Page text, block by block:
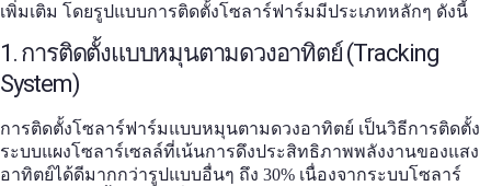
เพิ่มเติม โดยรูปแบบการติดตั้งโซลาร์ฟาร์มมีประเภทหลักๆ ดังนี้
1. การติดตั้งแบบหมุนตามดวงอาทิตย์ (Tracking
System)
การติดตั้งโซลาร์ฟาร์มแบบหมุนตามดวงอาทิตย์ เป็นวิธีการติดตั้ง
ระบบแผงโซลาร์เซลล์ที่เน้นการดึงประสิทธิภาพพลังงานของแสง
อาทิตย์ได้ดีมากกว่ารูปแบบอื่นๆ ถึง 30% เนื่องจากระบบโซลาร์